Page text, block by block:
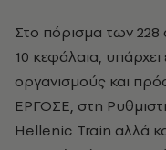
Στο πόρισμα των 228
10 κεφάλαια,
οργανισμούς και
ΕΡΓΟΣΕ, στη
Hellenic Train αλλά